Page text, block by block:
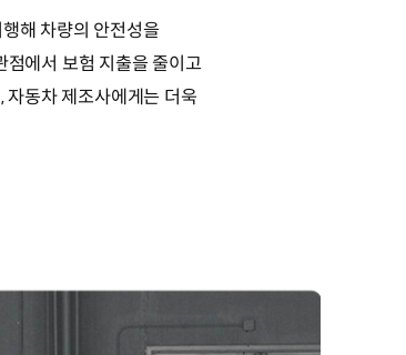
해 차량의 안전성을
에서 보험 지출을 줄이고
자동차 제조사에게는 더욱